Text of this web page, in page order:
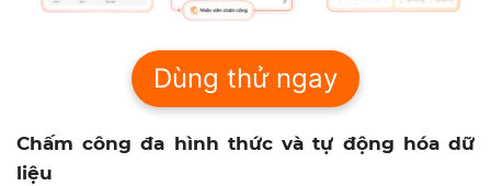
Dùng thử ngay
Chấm công đa hình thức và tự động hóa dữ
liệu